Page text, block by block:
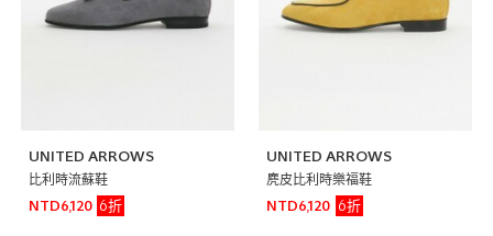
UNITED ARROWS
比利時流蘇鞋
NTD6,120
6折
UNITED ARROWS
麂皮比利時樂福鞋
NTD6,120
6折